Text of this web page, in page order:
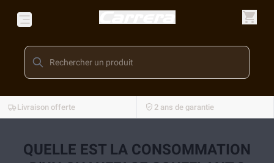
Livraison offerte 2 ans de garantie
QUELLE EST LA CONSOMMATION